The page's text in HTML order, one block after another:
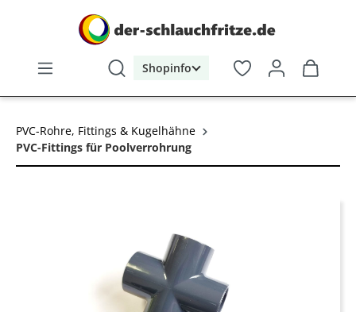
Shopinfo
PVC-Rohre, Fittings & Kugelhähne
PVC-Fittings für Poolverrohrung